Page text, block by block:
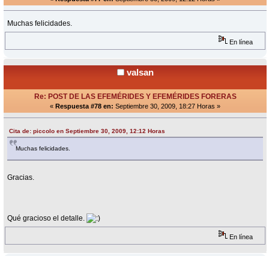
Muchas felicidades.
En línea
valsan
Re: POST DE LAS EFEMÉRIDES Y EFEMÉRIDES FORERAS
« Respuesta #78 en: Septiembre 30, 2009, 18:27 Horas »
Cita de: piccolo en Septiembre 30, 2009, 12:12 Horas
Muchas felicidades.
Gracias.
Qué gracioso el detalle.
En línea